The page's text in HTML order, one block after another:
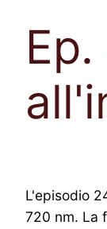
L'episodio
720 nm. La